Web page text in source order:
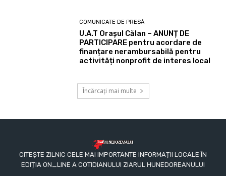
COMUNICATE DE PRESĂ
U.A.T Orașul Călan – ANUNȚ DE
PARTICIPARE pentru acordare de
finanțare nerambursabilă pentru
activități nonprofit de interes local
Încărcați mai multe
CITEȘTE ZILNIC CELE MAI IMPORTANTE INFORMAȚII LOCALE ÎN
EDIȚIA ON_LINE A COTIDIANULUI ZIARUL HUNEDOREANULUI